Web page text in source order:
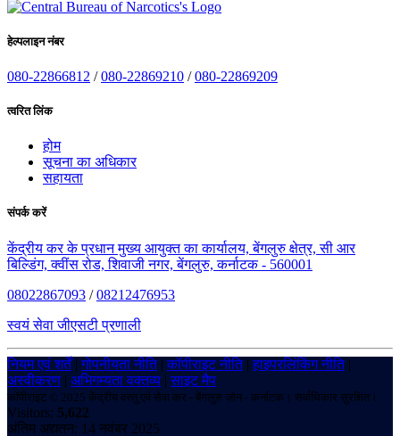
हेल्पलाइन नंबर
080-22866812 /080-22869210 /080-22869209
त्वरित लिंक
होम
सूचना का अधिकार
सहायता
संपर्क करें
केंद्रीय कर के प्रधान मुख्य आयुक्त का कार्यालय, बेंगलुरु क्षेत्र, सी आर
बिल्डिंग, क्वींस रोड, शिवाजी नगर, बेंगलुरु, कर्नाटक - 560001
08022867093 /08212476953
स्वयं सेवा जीएसटी प्रणाली
नियम एवं शर्तें|गोपनीयता नीति|कॉपीराइट नीति|हाइपरलिंकिंग नीति|
अस्वीकरण | अभिगम्यता वक्तव्य |साइट मैप
कॉपीराइट © 2025 केंद्रीय वस्तु एवं सेवा कर - बेंगलुरु ज़ोन - कर्नाटक। सर्वाधिकार सुरक्षित।
Visitors: 5,622
अंतिम अद्यतन: 14 नवंबर 2025